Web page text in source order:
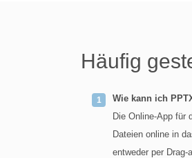
Häufig
Wie kann ich
Die Online-App für
Dateien online in
entweder per